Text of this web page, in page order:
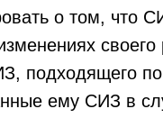
о том, что
подходящего
ему СИЗ в